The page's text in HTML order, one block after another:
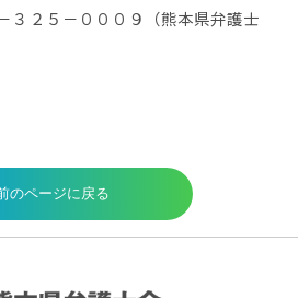
０００９（熊本県弁護士